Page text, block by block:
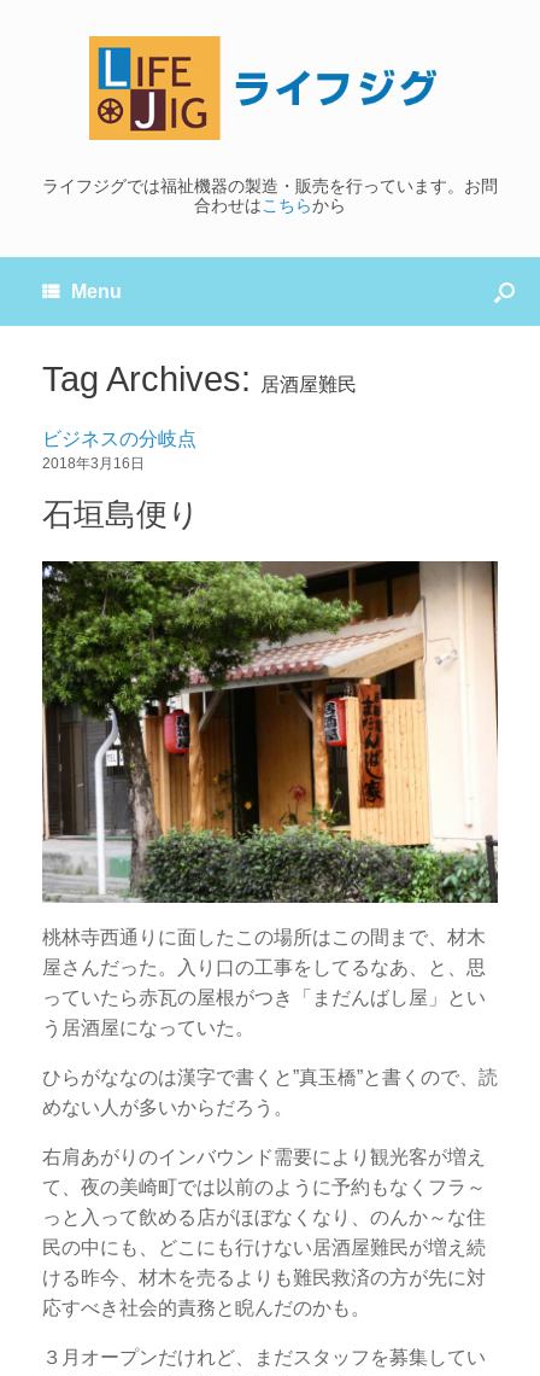
ライフジグでは福祉機器の製造・販売を行っています。お問
合わせはこちらから
Menu
Tag Archives: 居酒屋難民
ビジネスの分岐点
2018年3月16日
石垣島便り
桃林寺西通りに面したこの場所はこの間まで、材木
屋さんだった。入り口の工事をしてるなあ、と、思
っていたら赤瓦の屋根がつき「まだんばし屋」とい
う居酒屋になっていた。
ひらがななのは漢字で書くと”真玉橋”と書くので、読
めない人が多いからだろう。
右肩あがりのインバウンド需要により観光客が増え
て、夜の美崎町では以前のように予約もなくフラ～
っと入って飲める店がほぼなくなり、のんか～な住
民の中にも、どこにも行けない居酒屋難民が増え続
ける昨今、材木を売るよりも難民救済の方が先に対
応すべき社会的責務と睨んだのかも。
３月オープンだけれど、まだスタッフを募集してい